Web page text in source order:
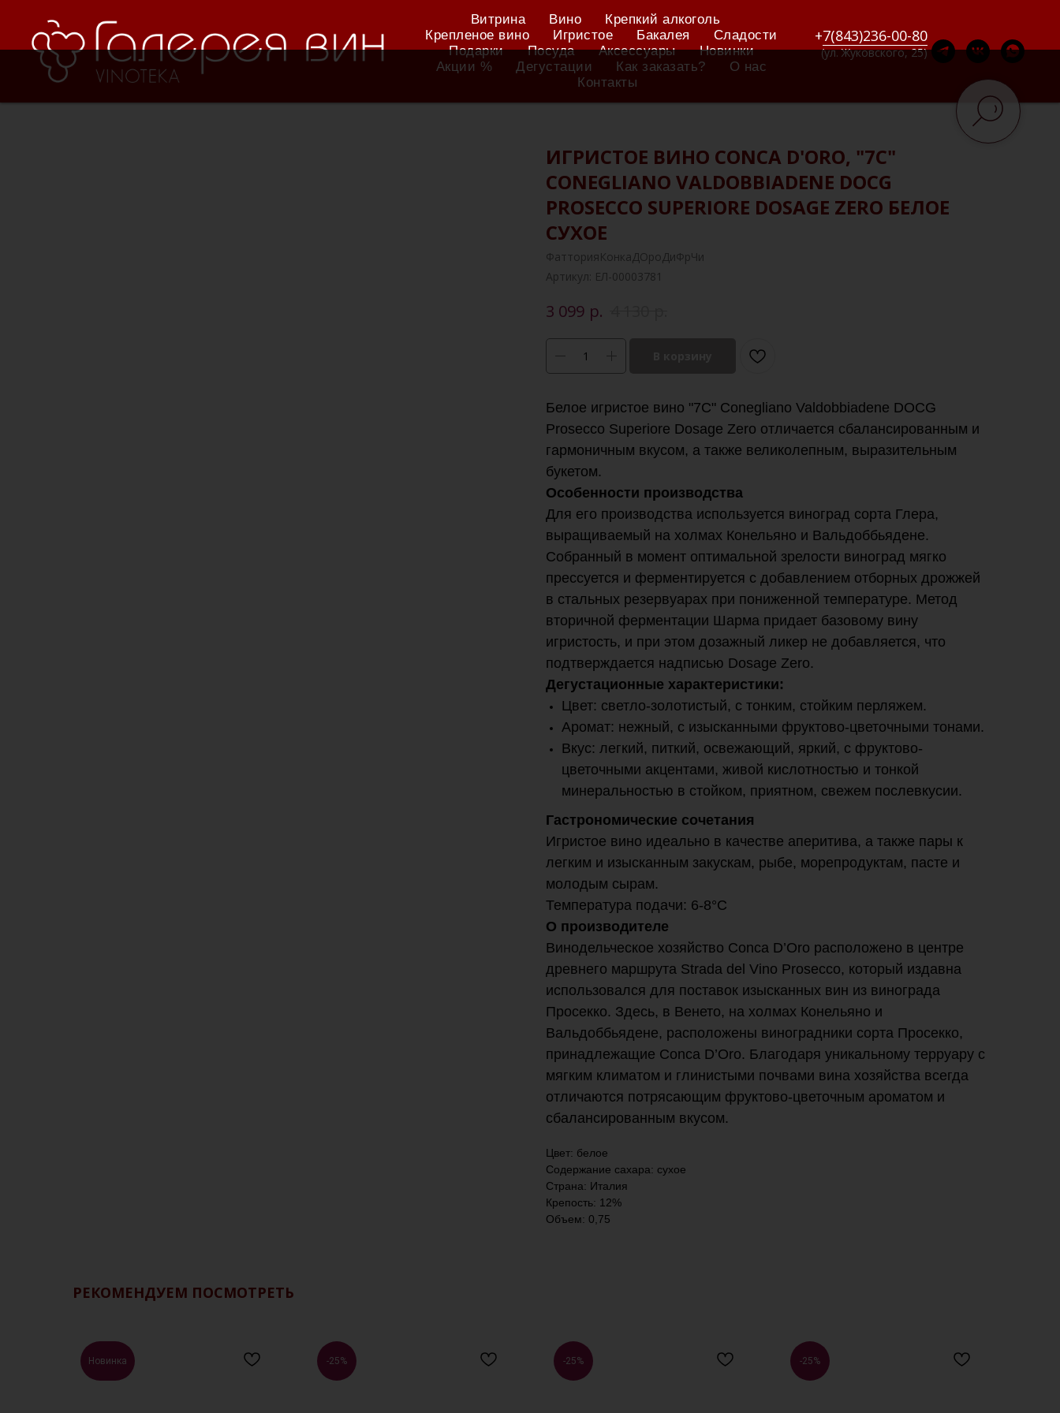
Витрина Вино
Крепкий алкоголь
Крепленое вино
Игристое Бакалея
Сладости
Подарки
Посуда Аксессуары
Новинки
Акции %
Дегустации Как заказать?
О нас
Контакты
+7(843)236-00-80
(ул. Жуковского, 25)
ИГРИСТОЕ ВИНО CONCA D'ORO, "7C"
CONEGLIANO VALDOBBIADENE DOCG
PROSECCO SUPERIORE DOSAGE ZERO БЕЛОЕ
СУХОЕ
ФатторияКонкаДОроДиФрЧи
Артикул: ЕЛ-00003781
3 099 р.
Белое игристое вино "7C" Conegliano Valdobbiadene DOCG
Prosecco Superiore Dosage Zero отличается сбалансированным и
гармоничным вкусом, а также великолепным, выразительным
букетом.
Особенности производства
Для его производства используется виноград сорта Глера,
выращиваемый на холмах Конельяно и Вальдоббьядене.
Собранный в момент оптимальной зрелости виноград мягко
прессуется и ферментируется с добавлением отборных дрожжей
в стальных резервуарах при пониженной температуре. Метод
вторичной ферментации Шарма придает базовому вину
игристость, и при этом дозажный ликер не добавляется, что
подтверждается надписью Dosage Zero.
Дегустационные характеристики:
Цвет: светло-золотистый, с тонким, стойким перляжем.
Аромат: нежный, с изысканными фруктово-цветочными тонами.
Вкус: легкий, питкий, освежающий, яркий, с фруктово-
цветочными акцентами, живой кислотностью и тонкой
минеральностью в стойком, приятном, свежем послевкусии.
Гастрономические сочетания
Игристое вино идеально в качестве аперитива, а также пары к
легким и изысканным закускам, рыбе, морепродуктам, пасте и
молодым сырам.
Температура подачи: 6-8°C
О производителе
Винодельческое хозяйство Conca D’Oro расположено в центре
древнего маршрута Strada del Vino Prosecco, который издавна
использовался для поставок изысканных вин из винограда
Просекко. Здесь, в Венето, на холмах Конельяно и
Вальдоббьядене, расположены виноградники сорта Просекко,
принадлежащие Conca D’Oro. Благодаря уникальному терруару с
мягким климатом и глинистыми почвами вина хозяйства всегда
отличаются потрясающим фруктово-цветочным ароматом и
сбалансированным вкусом.
Цвет: белое
Содержание сахара: сухое
Страна: Италия
Крепость: 12%
Объем: 0,75
РЕКОМЕНДУЕМ ПОСМОТРЕТЬ
Новинка -25% -25% -25%